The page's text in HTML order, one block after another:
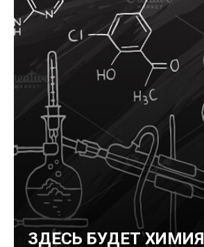
ЗДЕСЬ БУДЕТ ХИМИЯ